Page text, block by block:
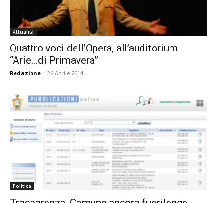
Attualità
Quattro voci dell’Opera, all’auditorium
“Arie…di Primavera”
Redazione - 26 Aprile 2014
Politica